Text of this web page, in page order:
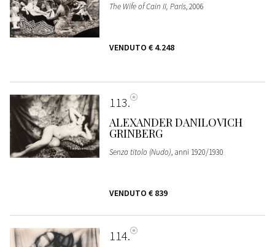
The Wife of Cain II, Paris, 2006
VENDUTO € 4.248
113
ALEXANDER DANILOVICH
GRINBERG
Senza titolo (Nudo), anni 1920/1930
VENDUTO € 839
114